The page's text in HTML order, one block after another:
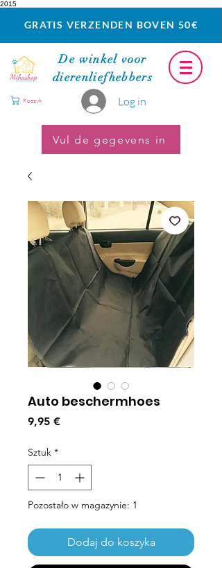
2015
GRATIS VERZENDEN BOVEN 50€
De winkel voor
dierenliefhebbers
Log in
Koszyk
Vul de gegevens in
Auto beschermhoes
9,95 €Cena
Sztuk *
Pozostało w magazynie: 1
Dodaj do koszyka